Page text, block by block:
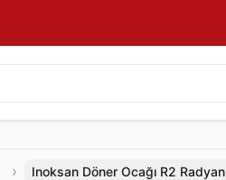
Inoksan Döner Ocağı R2 Radyan